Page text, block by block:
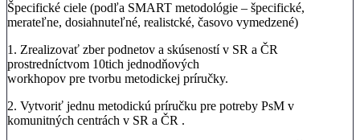
Špecifické ciele (podľa SMART metodológie – špecifické,
merateľne, dosiahnuteľné, realistcké, časovo vymedzené)
1. Zrealizovať zber podnetov a skúseností v SR a ČR
prostredníctvom 10tich jednodňových
workhopov pre tvorbu metodickej príručky.
2. Vytvoriť jednu metodickú príručku pre potreby PsM v
komunitných centrách v SR a ČR .